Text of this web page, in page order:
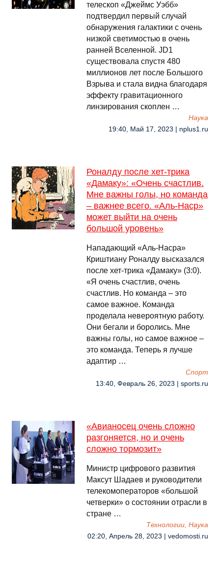
телескоп «Джеймс Уэбб»
подтвердил первый случай
обнаружения галактики с очень
низкой светимостью в очень
ранней Вселенной. JD1
существовала спустя 480
миллионов лет после Большого
Взрыва и стала видна благодаря
эффекту гравитационного
линзирования скоплен …
Наука
19:40, Май 17, 2023 | nplus1.ru
Роналду после хет-трика
«Дамаку»: «Очень счастлив.
Мне важны голы, но команда
– важнее всего. «Аль-Наср»
может выйти на очень
большой уровень»
Нападающий «Аль-Насра»
Криштиану Роналду высказался
после хет-трика «Дамаку» (3:0).
«Я очень счастлив, очень
счастлив. Но команда – это
самое важное. Команда
проделала невероятную работу.
Они бегали и боролись. Мне
важны голы, но самое важное –
это команда. Теперь я лучше
адаптир …
Спорт
13:40, Февраль 26, 2023 | sports.ru
«Авианосец очень сложно
разгоняется, но и очень
сложно тормозит»
Министр цифрового развития
Максут Шадаев и руководители
телекомоператоров «большой
четверки» о состоянии отрасли в
стране …
Технологии, Наука
02:20, Апрель 28, 2023 | vedomosti.ru